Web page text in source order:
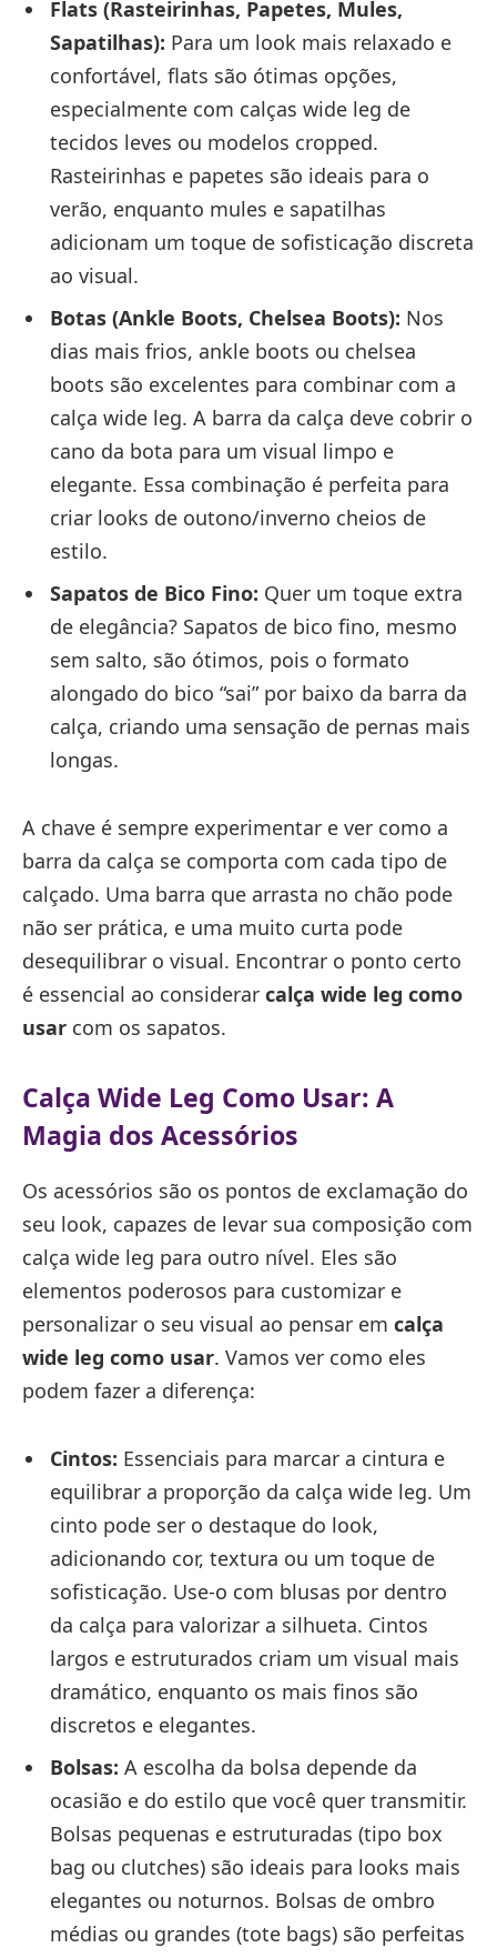
Flats (Rasteirinhas, Papetes, Mules,
Sapatilhas): Para um look mais relaxado e
confortável, flats são ótimas opções,
especialmente com calças wide leg de
tecidos leves ou modelos cropped.
Rasteirinhas e papetes são ideais para o
verão, enquanto mules e sapatilhas
adicionam um toque de sofisticação discreta
ao visual.
Botas (Ankle Boots, Chelsea Boots): Nos
dias mais frios, ankle boots ou chelsea
boots são excelentes para combinar com a
calça wide leg. A barra da calça deve cobrir o
cano da bota para um visual limpo e
elegante. Essa combinação é perfeita para
criar looks de outono/inverno cheios de
estilo.
Sapatos de Bico Fino: Quer um toque extra
de elegância? Sapatos de bico fino, mesmo
sem salto, são ótimos, pois o formato
alongado do bico “sai” por baixo da barra da
calça, criando uma sensação de pernas mais
longas.
A chave é sempre experimentar e ver como a
barra da calça se comporta com cada tipo de
calçado. Uma barra que arrasta no chão pode
não ser prática, e uma muito curta pode
desequilibrar o visual. Encontrar o ponto certo
é essencial ao considerar calça wide leg como
usar com os sapatos.
Calça Wide Leg Como Usar: A
Magia dos Acessórios
Os acessórios são os pontos de exclamação do
seu look, capazes de levar sua composição com
calça wide leg para outro nível. Eles são
elementos poderosos para customizar e
personalizar o seu visual ao pensar em calça
wide leg como usar. Vamos ver como eles
podem fazer a diferença:
Cintos: Essenciais para marcar a cintura e
equilibrar a proporção da calça wide leg. Um
cinto pode ser o destaque do look,
adicionando cor, textura ou um toque de
sofisticação. Use-o com blusas por dentro
da calça para valorizar a silhueta. Cintos
largos e estruturados criam um visual mais
dramático, enquanto os mais finos são
discretos e elegantes.
Bolsas: A escolha da bolsa depende da
ocasião e do estilo que você quer transmitir.
Bolsas pequenas e estruturadas (tipo box
bag ou clutches) são ideais para looks mais
elegantes ou noturnos. Bolsas de ombro
médias ou grandes (tote bags) são perfeitas